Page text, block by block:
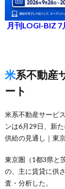
月刊LOGI-BIZ
米系不動産サービス大手コリアーズがリポ
ート
米系不動産サービ
ンは6月29日、新
供給の見通し｜東
東京圏（1都3県と
の、主に賃貸に供
査・分析した。